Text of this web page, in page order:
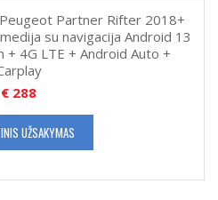
Partner Rifter 2018+
su navigacija Android 13
+ 4G LTE + Android Auto +
€ 288
UŽSAKYMAS